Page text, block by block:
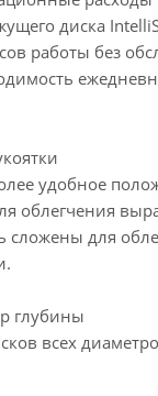
диска
работы без
удобное
облегчения
сложены для
глубины
всех